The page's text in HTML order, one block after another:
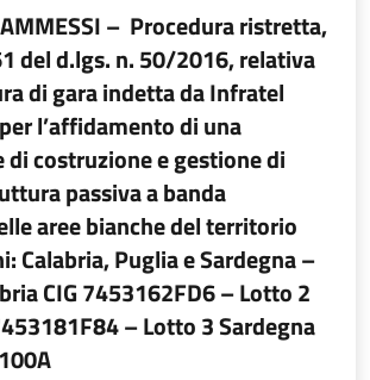
– Procedura ristretta,
del d.lgs. n. 50/2016, relativa
di gara indetta da Infratel
l’affidamento di una
di costruzione e gestione di
passiva a banda
aree bianche del territorio
Calabria, Puglia e Sardegna –
CIG 7453162FD6 – Lotto 2
– Lotto 3 Sardegna